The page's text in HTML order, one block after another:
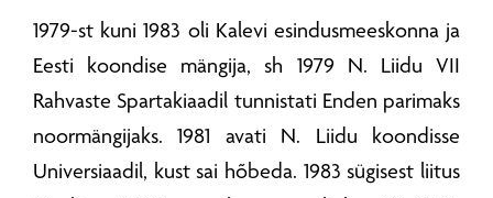
1979-st kuni 1983 oli Kalevi esindusmeeskonna ja
Eesti koondise mängija, sh 1979 N. Liidu VII
Rahvaste Spartakiaadil tunnistati Enden parimaks
noormängijaks. 1981 avati N. Liidu koondisse
Universiaadil, kust sai hõbeda. 1983 sügisest liitus